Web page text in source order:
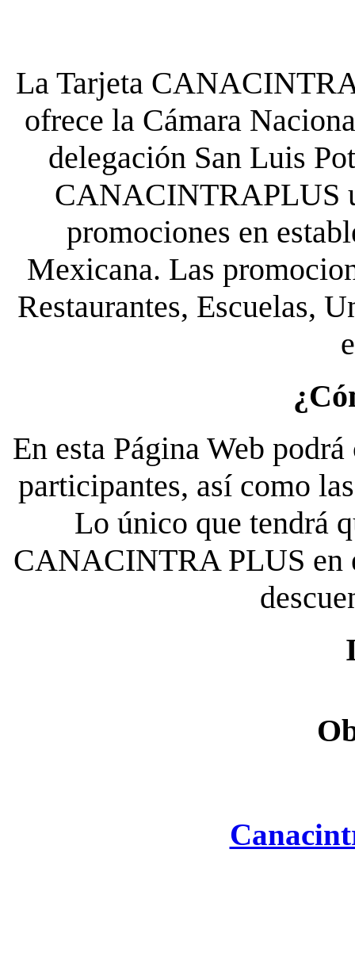
La Tarjeta
ofrece la Cámara
delegación San Luis
CANACINTRAPLUS
promociones en
Mexicana. Las
Restaurantes, Escuelas,
En esta Página Web
participantes, así como
Lo único que tendrá
CANACINTRA PLUS en